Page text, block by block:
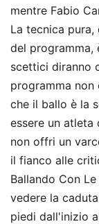
mentre Fabio
La tecnica
del programma,
scettici diranno
programma non
che il ballo è la
essere un
non offri un
il fianco alle
Ballando Con
vedere la
piedi dall'inizio